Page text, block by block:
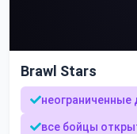
Brawl Stars
неограниченные
все бойцы